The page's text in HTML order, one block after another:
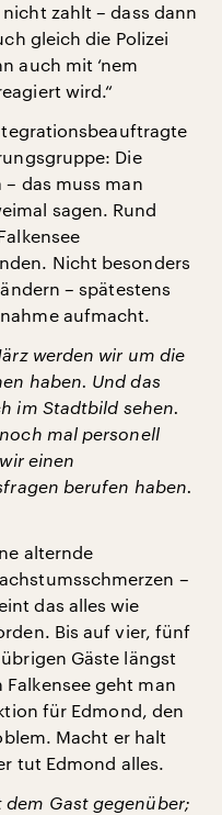
zahlt – dass dann
gleich die Polizei
auch mit ‘nem
wird.“
Die
– das muss man
sagen. Rund
Nicht besonders
– spätestens
aufmacht.
werden wir um die
haben. Und das
im Stadtbild sehen.
mal personell
einen
berufen haben.
alternde
–
das alles wie
Bis auf vier, fünf
Gäste längst
geht man
für Edmond, den
Macht er halt
tut Edmond alles.
dem Gast gegenüber;